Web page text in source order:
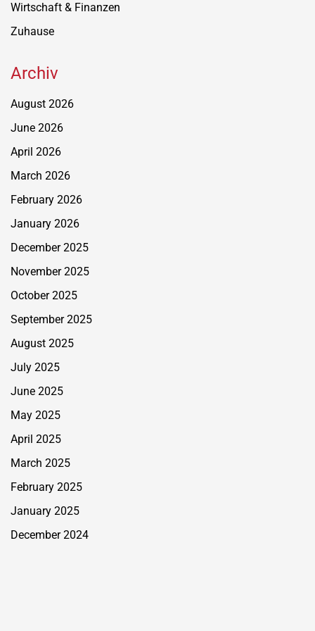
Wirtschaft & Finanzen
Zuhause
Archiv
August 2026
June 2026
April 2026
March 2026
February 2026
January 2026
December 2025
November 2025
October 2025
September 2025
August 2025
July 2025
June 2025
May 2025
April 2025
March 2025
February 2025
January 2025
December 2024